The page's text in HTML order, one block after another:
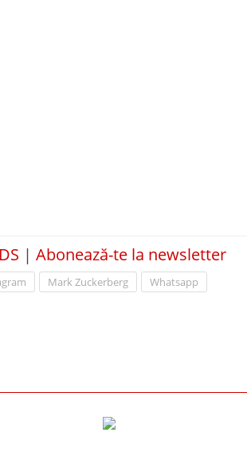
| Abonează-te la newsletter
Mark Zuckerberg Whatsapp